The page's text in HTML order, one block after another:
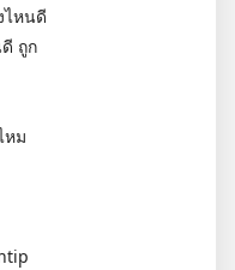
ไหนดี
ถูก
หม